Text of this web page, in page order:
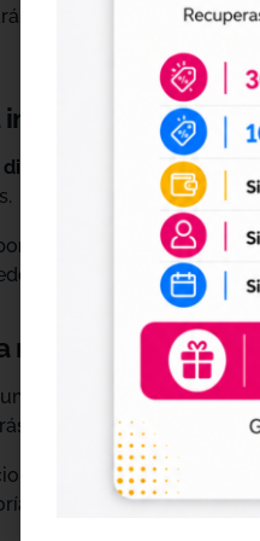
que adaptar el tamaño
UV DTF
para UV DTF,
nuevas opciones a
habitual de impresión.
negocios de
solución práctica para
escoger diseños de
para celebraciones,